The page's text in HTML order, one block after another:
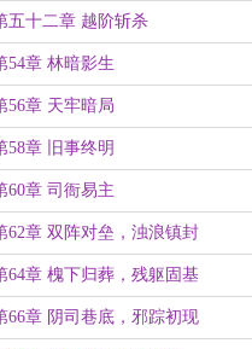
五十二章 越阶斩杀
54章 林暗影生
56章 天牢暗局
58章 旧事终明
60章 司衙易主
62章 双阵对垒，浊浪镇封
64章 槐下归葬，残躯固基
66章 阴司巷底，邪踪初现